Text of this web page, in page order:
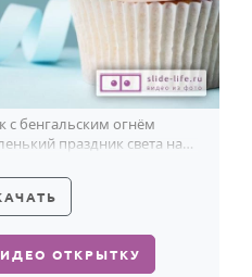
с бенгальским огнём
праздник света на
ОТКРЫТКУ